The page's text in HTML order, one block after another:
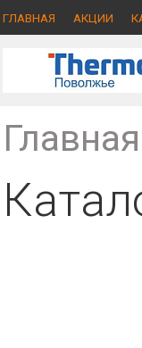
ГЛАВНАЯ АКЦИИ
Главная